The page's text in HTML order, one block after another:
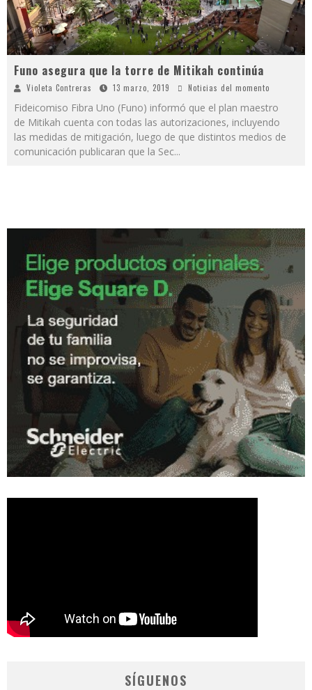
Funo asegura que la torre de Mitikah continúa
Violeta Contreras 13 marzo, 2019 Noticias del momento
Fideicomiso Fibra Uno (Funo) informó que el plan maestro
de Mitikah cuenta con todas las autorizaciones, incluyendo
las medidas de mitigación, luego de que distintos medios de
comunicación publicaran que la Sec...
SÍGUENOS